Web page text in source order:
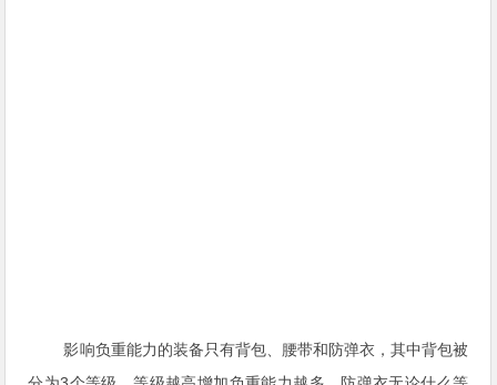
影响负重能力的装备只有背包、腰带和防弹衣，其中背包被